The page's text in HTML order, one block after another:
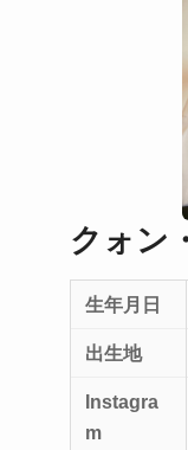
クォン
生年月日
出生地
Instagra
m